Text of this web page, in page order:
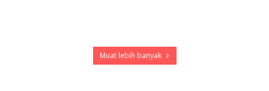
Muat lebih banyak